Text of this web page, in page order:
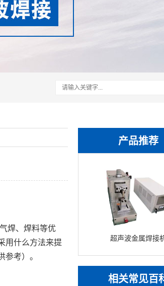
产品推荐
超声波金属焊接
HST2030C
相关常见百
焊、焊料等优
用什么方法来提
考）。